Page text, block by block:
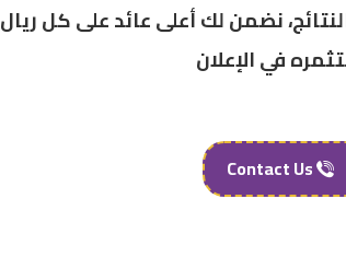
نضمن لك أعلى عائد على كل ريال
Contact Us